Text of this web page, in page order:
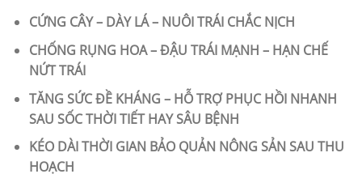
CỨNG CÂY – DÀY LÁ – NUÔI TRÁI CHẮC NỊCH
CHỐNG RỤNG HOA – ĐẬU TRÁI MẠNH – HẠN CHẾ
NỨT TRÁI
TĂNG SỨC ĐỀ KHÁNG – HỖ TRỢ PHỤC HỒI NHANH
SAU SỐC THỜI TIẾT HAY SÂU BỆNH
KÉO DÀI THỜI GIAN BẢO QUẢN NÔNG SẢN SAU THU
HOẠCH